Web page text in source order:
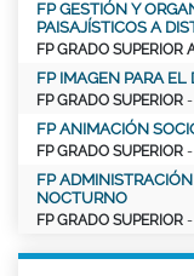
FP GESTIÓN Y
PAISAJÍSTICOS A
FP GRADO SUPERIOR
FP IMAGEN PARA
FP GRADO SUPERIOR -
FP ANIMACIÓN
FP GRADO SUPERIOR -
FP
NOCTURNO
FP GRADO SUPERIOR -